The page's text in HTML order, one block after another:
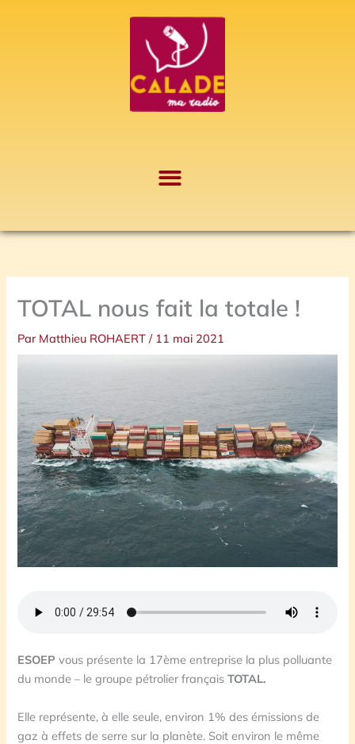
TOTAL nous fait la totale !
Par Matthieu ROHAERT/ 11 mai 2021
ESOEP vous présente la 17ème entreprise la plus polluante
du monde – le groupe pétrolier françaisTOTAL.
Elle représente, à elle seule, environ 1% des émissions de
gaz à effets de serre sur la planète. Soit environ le même